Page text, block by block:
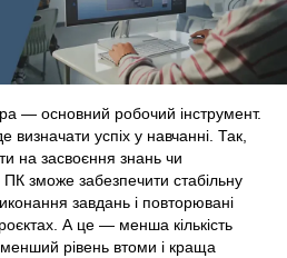
— основний робочий інструмент.
визначати успіх у навчанні. Так,
на засвоєння знань чи
зможе забезпечити стабільну
завдань і повторювані
А це — менша кількість
менший рівень втоми і краща